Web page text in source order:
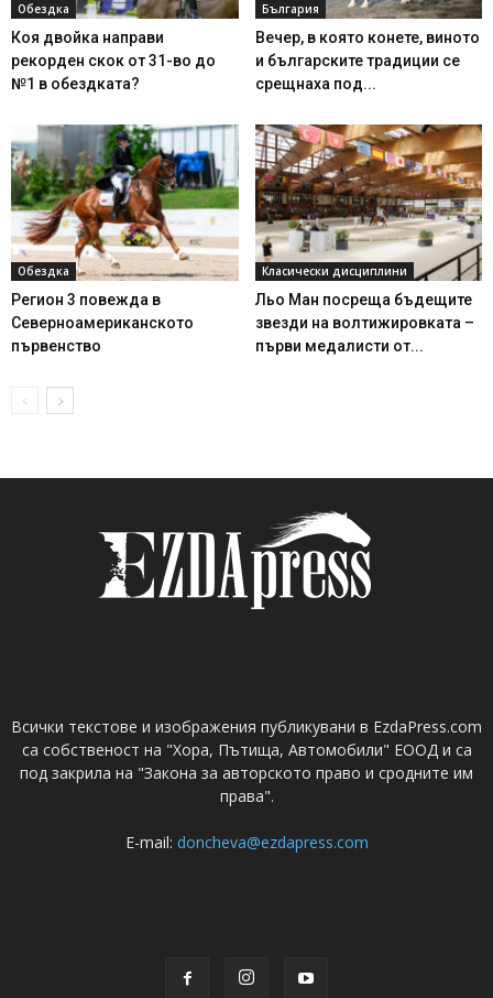
Обездка
Коя двойка направи
рекорден скок от 31-во до
№1 в обездката?
България
Вечер, в която конете, виното
и българските традиции се
срещнаха под...
Обездка
Регион 3 повежда в
Северноамериканското
първенство
Класически дисциплини
Льо Ман посреща бъдещите
звезди на волтижировката –
първи медалисти от...
Всички текстове и изображения публикувани в EzdaPress.com
са собственост на "Хора, Пътища, Автомобили" ЕООД и са
под закрила на "Закона за авторското право и сродните им
права".
E-mail: doncheva@ezdapress.com